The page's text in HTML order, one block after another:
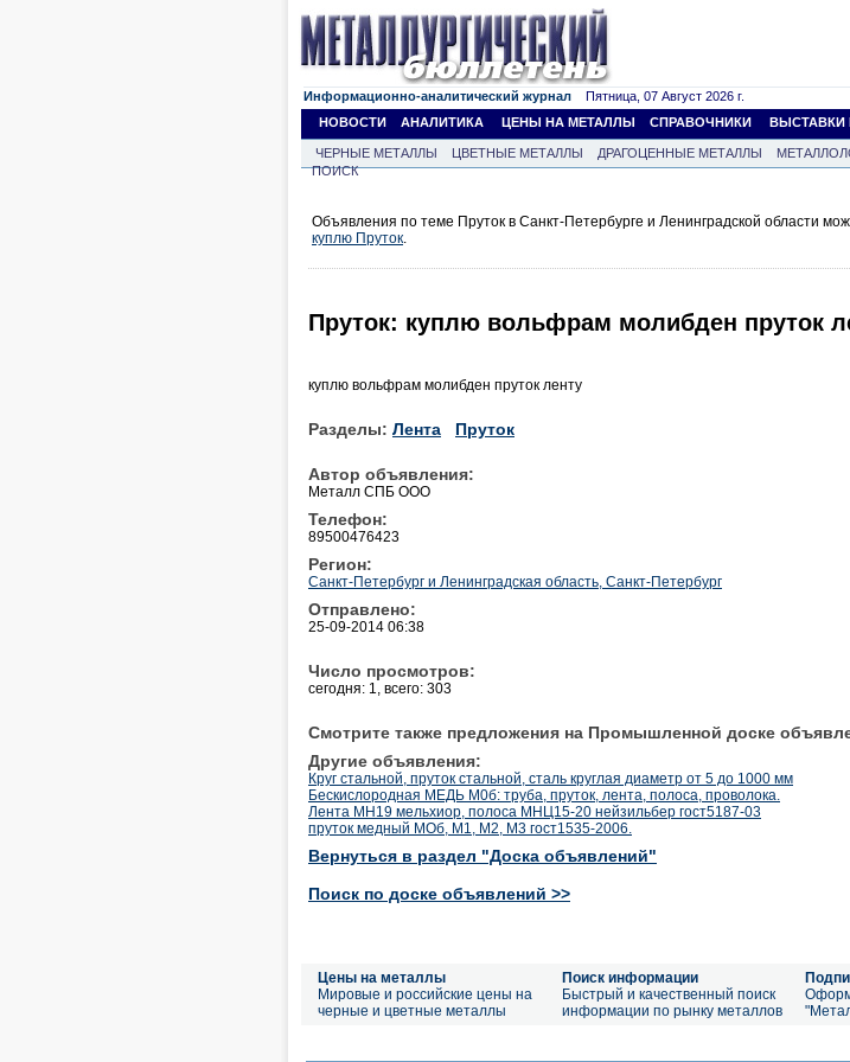
Информационно-аналитический журнал Пятница, 07 Август 2026 г.
НОВОСТИ
АНАЛИТИКА ЦЕНЫ НА МЕТАЛЛЫ СПРАВОЧНИКИ ВЫСТАВКИ
ЧЕРНЫЕ МЕТАЛЛЫ ЦВЕТНЫЕ МЕТАЛЛЫ ДРАГОЦЕННЫЕ МЕТАЛЛЫ
ПОИСК
Объявления по теме Пруток в Санкт-Петербурге и Ленинградской области
куплю Пруток.
Пруток: куплю вольфрам молибден пруток
куплю вольфрам молибден пруток ленту
Разделы: Лента Пруток
Автор объявления:
Металл СПБ ООО
Телефон:
89500476423
Регион:
Санкт-Петербург и Ленинградская область, Санкт-Петербург
Отправлено:
25-09-2014 06:38
Число просмотров:
сегодня: 1, всего: 303
Смотрите также предложения на Промышленной доске
Другие объявления:
Круг стальной, пруток стальной, сталь круглая диаметр от 5 до 1000 мм
Бескислородная МЕДЬ М0б: труба, пруток, лента, полоса, проволока.
Лента МН19 мельхиор, полоса МНЦ15-20 нейзильбер гост5187-03
пруток медный МОб, М1, М2, М3 гост1535-2006.
Вернуться в раздел "Доска объявлений"
Поиск по доске объявлений >>
Цены на металлы
Мировые и российские цены на
черные и цветные металлы
Поиск информации
Быстрый и качественный поиск
информации по рынку металлов